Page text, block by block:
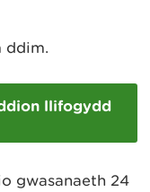
ddim.
llifogydd
gwasanaeth 24